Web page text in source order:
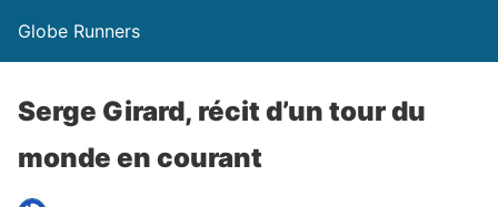
Globe Runners
Serge Girard, récit d’un tour du
monde en courant